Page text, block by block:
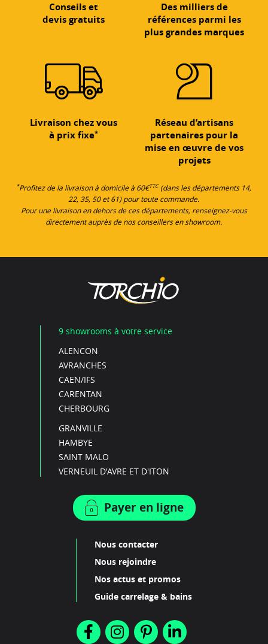
Conseils et
devis gratuits
Des milliers de
références parmi les
plus grandes marques
Livraison chez vous
à prix fixe*
Réseau d’artisans
partenaires pour la
mise en œuvre de vos
projets
*Profitez de la livraison à domicile à 60€TTC(dans les départements 14,
22, 35, 50 et 61) pour toute commande.
Pour une livraison en dehors de ces départements, renseignez-vous
directement auprès de nos conseillers en showroom.
9 showrooms à votre service
ALENCON
AVRANCHES
CAEN/IFS
CARENTAN
CHERBOURG
GRANVILLE
HAMBYE
SAINT MALO
VERNEUIL D'AVRE ET D'ITON
Payer en ligne
Nous contacter
Nous rejoindre
Nos actus et promos
Guide carrelage & bains